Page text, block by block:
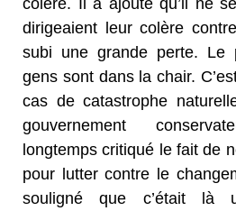
dirigeaient leur colère
subi une grande perte. Le
gens sont dans la chair.
cas de catastrophe
gouvernement
longtemps critiqué le fait de
pour lutter contre le
souligné que c’était là